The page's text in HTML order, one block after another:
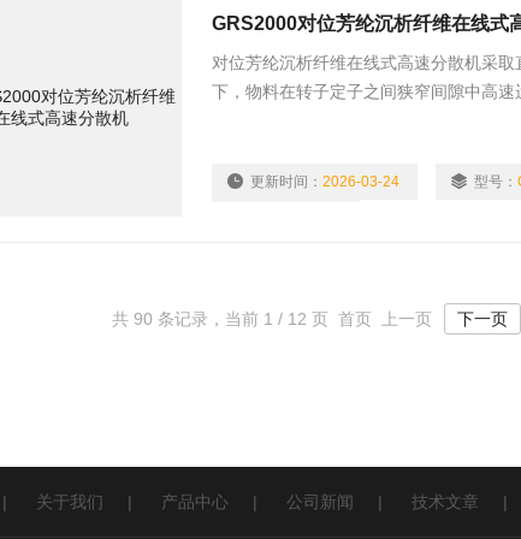
GRS2000对位芳纶沉析纤维在线式
对位芳纶沉析纤维在线式高速分散机采
下，物料在转子定子之间狭窄间隙中高
更新时间：2026-03-24 型号：
共 90 条记录，当前 1 / 12 页 首页 上一页 下一页
| 关于我们 | 产品中心 | 公司新闻 | 技术文章 |